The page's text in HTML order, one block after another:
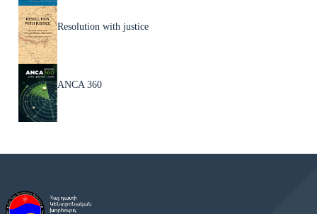
Resolution with justice
ANCA 360